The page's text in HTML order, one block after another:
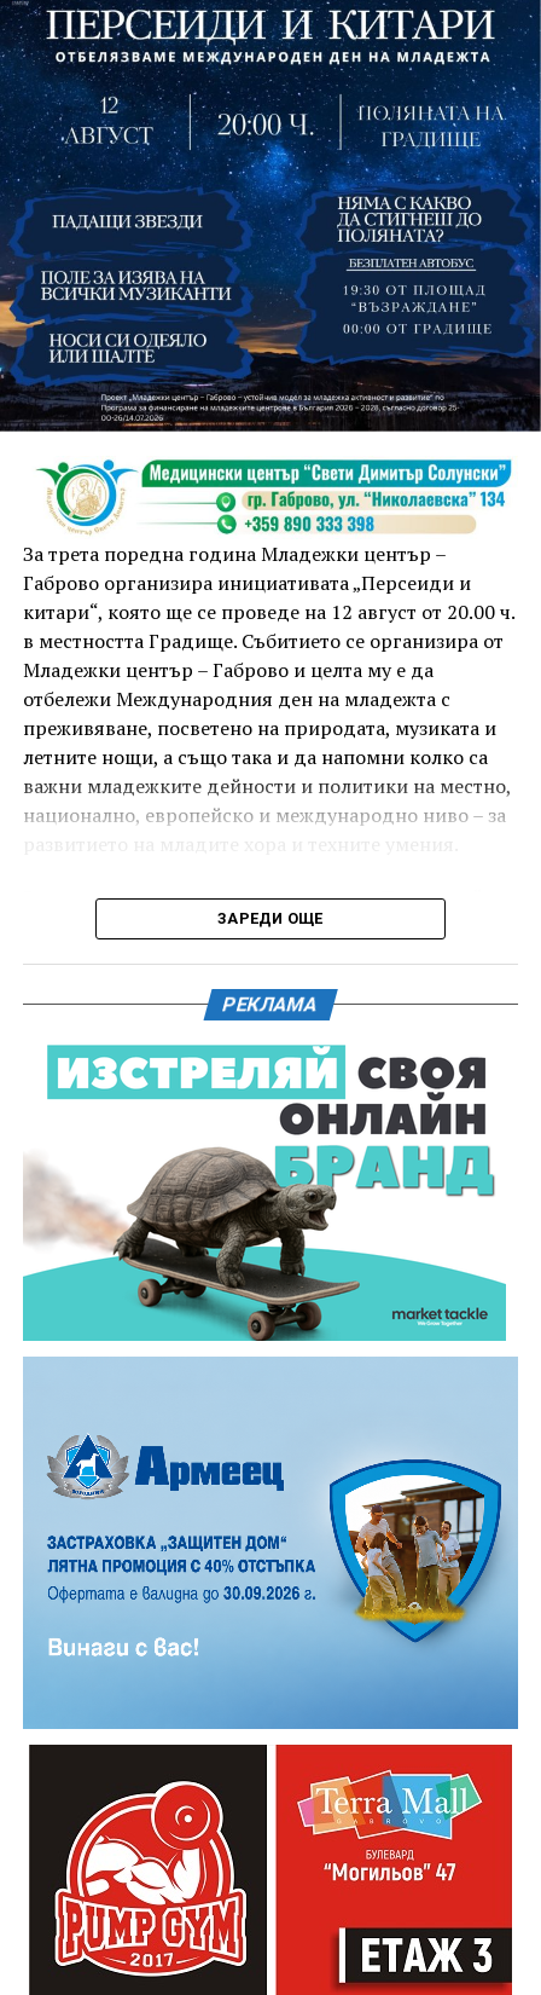
На 13 август организаторите са предвидили
занимания и за здрав дух, и за здраво тяло.
Инструкторката по пилатес и йога Йоанна Петрова
от FitLab ще се погрижи за добрия тонус с групова
тренировка от 19.00 ч., а след това ще има мозъчна
атака с куиз вечер за обща култура. Вечерта ще
приключи с прожекция на новия български
комедиен филм „Брънч за начинаещи“ – в парка,
под звездното дряновско небе.
И двете вечери ще продължи инициативата „Книга
за книга“ – всеки може да донесе книга от личната
си библиотека и да вземе друга. Целта е обмен на
заглавия, впечатления и приятен разговор за
литература.
12 АВГУСТ (сряда)
19:00ч. „Книга за книга“ – донеси книга, вземи си
друга, обсъди заглавия и автори с други читатели
20:00ч. Концерт на група МОЛЕЦ, GoGo,
Zov&Vakavliev, Toria
21:30ч. Коктейли и музика
За трета поредна година Младежки център –
Габрово организира инициативата „Персеиди и
китари“, която ще се проведе на 12 август от 20.00 ч.
в местността Градище. Събитието се организира от
Младежки център – Габрово и целта му е да
отбележи Международния ден на младежта с
преживяване, посветено на природата, музиката и
летните нощи, а също така и да напомни колко са
важни младежките дейности и политики на местно,
национално, европейско и международно ниво – за
Вечерта е в пика на метеорния поток „Персеиди“ –
едно от най-красивите и очаквани астрономически
дни Земята преминава през шлейф от частици,
оставени от кометата 109P/Swift-Tuttle.
Тези частици изгарят в атмосферата над нас и
ние ги виждаме като ярки падащи звезди. На тъмно
и високо място могат да бъдат забелязани около 100
падащи звезди на час. На Градище, заради
близостта на града, броят им е значително по-
малък, но все пак много по- голям, отколкото в
обикновена лятна вечер.
които свират на китара, да се включат – независимо
от професионалното им ниво. Събитието е различно
– то не е концерт, а споделено преживяване, в което
всеки участва по свой начин. Няма сцена или
официална програма, няма предварително обявени
изпълнители и разделение между публика и
артисти. Всеки е добре дошъл да пее, свири или
просто да преживее звездопад, изпълнен с музика,
падащи звезди и желания.
ЗАРЕДИ ОЩЕ
РЕКЛАМА